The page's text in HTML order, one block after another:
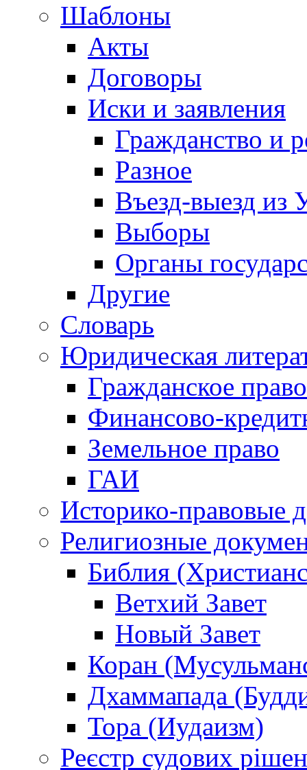
Шаблоны
Акты
Договоры
Иски и заявления
Гражданство и
Разное
Въезд-выезд из
Выборы
Органы
Другие
Словарь
Юридическая
Гражданское право
Финансово-
Земельное право
ГАИ
Историко-правовые
Религиозные
Библия
Ветхий Завет
Новый Завет
Коран
Дхаммапада
Тора (Иудаизм)
Реєстр судових